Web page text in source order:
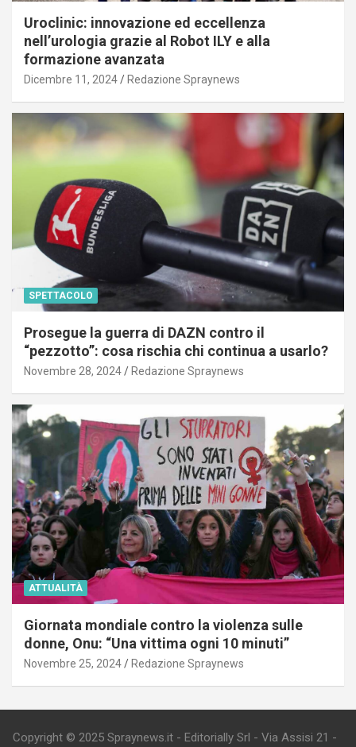
Uroclinic: innovazione ed eccellenza
nell’urologia grazie al Robot ILY e alla
formazione avanzata
Dicembre 11, 2024 Redazione Spraynews
SPETTACOLO
Prosegue la guerra di DAZN contro il
“pezzotto”: cosa rischia chi continua a usarlo?
Novembre 28, 2024 Redazione Spraynews
ATTUALITÀ
Giornata mondiale contro la violenza sulle
donne, Onu: “Una vittima ogni 10 minuti”
Novembre 25, 2024 Redazione Spraynews
Copyright © 2025 Spraynews.it - Editorially Srl - Via Assisi 21 -